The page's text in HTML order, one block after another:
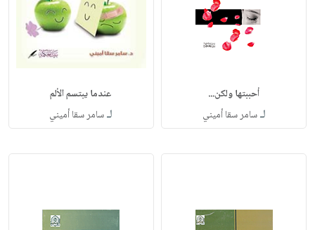
أحببتها ولكن...
لـسامر سقا أميني
عندما يبتسم الألم
لـسامر سقا أميني